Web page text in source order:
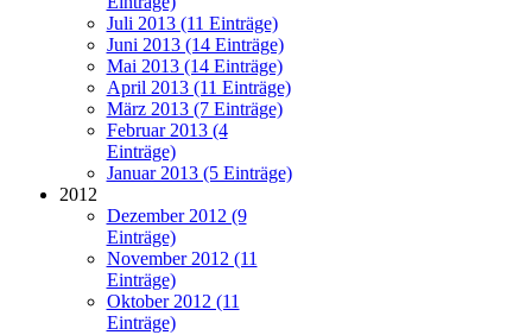
Juli 2013 (11 Einträge)
Juni 2013 (14 Einträge)
Mai 2013 (14 Einträge)
April 2013 (11 Einträge)
März 2013 (7 Einträge)
Februar 2013 (4
Einträge)
Januar 2013 (5 Einträge)
2012
Dezember 2012 (9
Einträge)
November 2012 (11
Einträge)
Oktober 2012 (11
Einträge)